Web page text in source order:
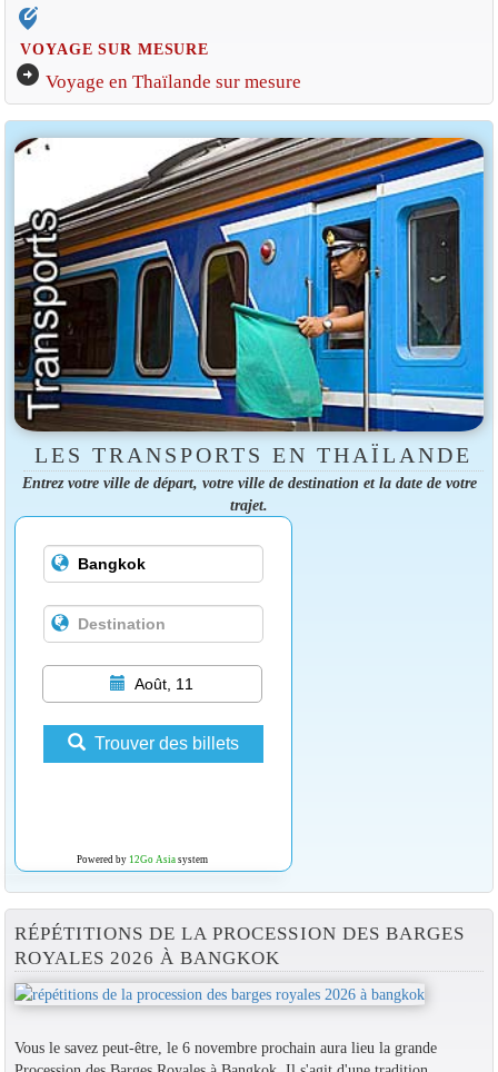
edit_location_alt
VOYAGE SUR MESURE
arrow_circle_right Voyage en Thaïlande sur mesure
LES TRANSPORTS EN THAÏLANDE
Entrez votre ville de départ, votre ville de destination et la date de votre
trajet.
Août, 11
Trouver des billets
Powered by 12Go Asiasystem
RÉPÉTITIONS DE LA PROCESSION DES BARGES
ROYALES 2026 À BANGKOK
Vous le savez peut-être, le 6 novembre prochain aura lieu la grande